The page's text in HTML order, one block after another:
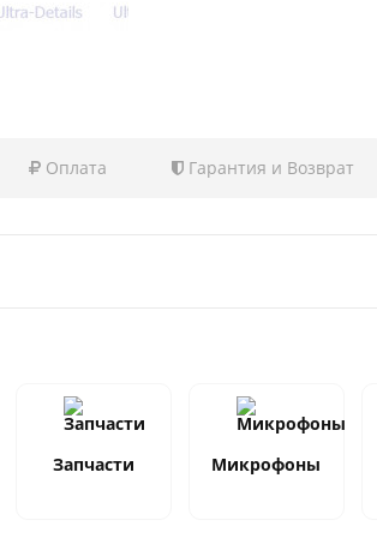
Оплата Гарантия и Возврат
Запчасти Микрофоны